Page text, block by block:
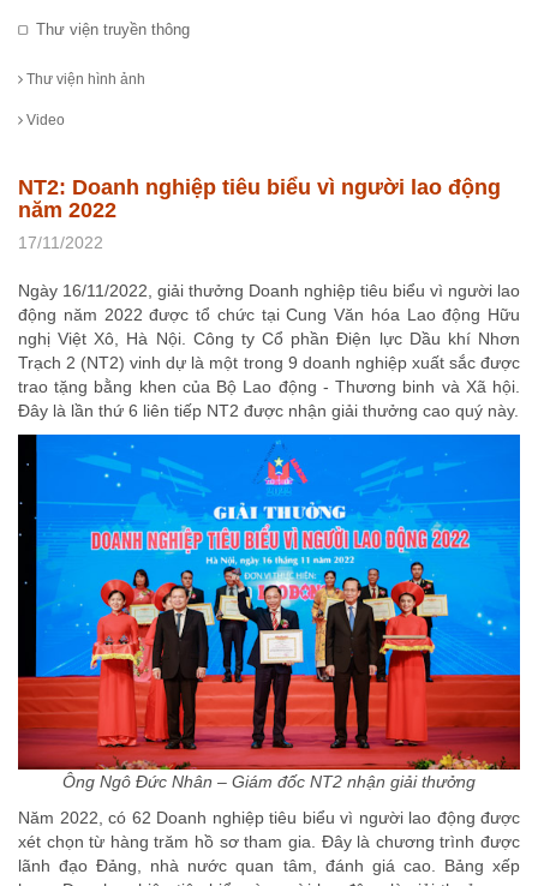
Thư viện truyền thông
Thư viện hình ảnh
Video
NT2: Doanh nghiệp tiêu biểu vì người lao động
năm 2022
17/11/2022
Ngày 16/11/2022, giải thưởng Doanh nghiệp tiêu biểu vì người lao
động năm 2022 được tổ chức tại Cung Văn hóa Lao động Hữu
nghị Việt Xô, Hà Nội. Công ty Cổ phần Điện lực Dầu khí Nhơn
Trạch 2 (NT2) vinh dự là một trong 9 doanh nghiệp xuất sắc được
trao tặng bằng khen của Bộ Lao động - Thương binh và Xã hội.
Đây là lần thứ 6 liên tiếp NT2 được nhận giải thưởng cao quý này.
Ông Ngô Đức Nhân – Giám đốc NT2 nhận giải thưởng
Năm 2022, có 62 Doanh nghiệp tiêu biểu vì người lao động được
xét chọn từ hàng trăm hồ sơ tham gia. Đây là chương trình được
lãnh đạo Đảng, nhà nước quan tâm, đánh giá cao. Bảng xếp